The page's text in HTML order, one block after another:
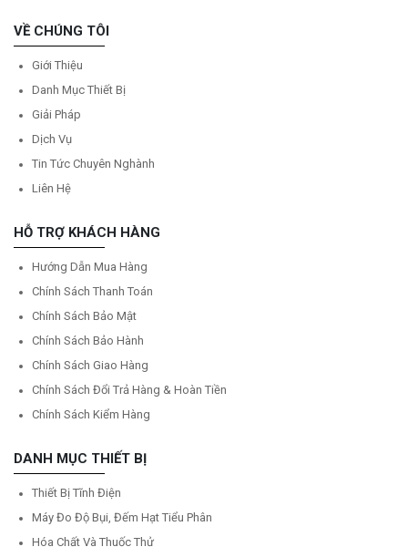
VỀ CHÚNG TÔI
Giới Thiệu
Danh Mục Thiết Bị
Giải Pháp
Dịch Vụ
Tin Tức Chuyên Nghành
Liên Hệ
HỖ TRỢ KHÁCH HÀNG
Hướng Dẫn Mua Hàng
Chính Sách Thanh Toán
Chính Sách Bảo Mật
Chính Sách Bảo Hành
Chính Sách Giao Hàng
Chính Sách Đổi Trả Hàng & Hoàn Tiền
Chính Sách Kiểm Hàng
DANH MỤC THIẾT BỊ
Thiết Bị Tĩnh Điện
Máy Đo Độ Bụi, Đếm Hạt Tiểu Phân
Hóa Chất Và Thuốc Thử